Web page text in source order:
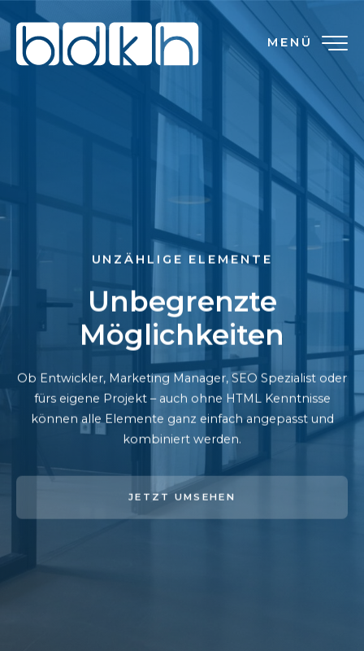
MENÜ
UNZÄHLIGE ELEMENTE
Unbegrenzte
Möglichkeiten
Ob Entwickler, Marketing Manager, SEO Spezialist oder
fürs eigene Projekt – auch ohne HTML Kenntnisse
können alle Elemente ganz einfach angepasst und
kombiniert werden.
JETZT UMSEHEN